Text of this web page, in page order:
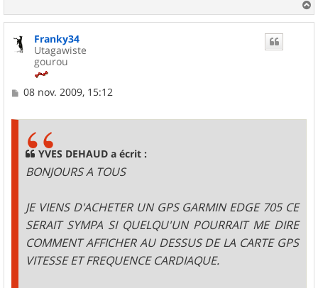
a
Franky34
Utagawiste
gourou
M
08 nov. 2009, 15:12
YVES DEHAUD a écrit :
BONJOURS A TOUS
JE VIENS D'ACHETER UN GPS GARMIN EDGE 705 CE
SERAIT SYMPA SI QUELQU'UN POURRAIT ME DIRE
COMMENT AFFICHER AU DESSUS DE LA CARTE GPS
VITESSE ET FREQUENCE CARDIAQUE.